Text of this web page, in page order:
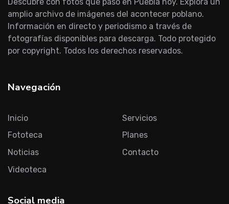
Descubre con fotos qué paso en Puebla hoy. Explora un
amplio archivo de imágenes del acontecer poblano.
Información en directo y periodismo a través de
fotografías disponibles para descarga. Todo protegido
por copyright. Todos los derechos reservados.
Navegación
Inicio
Fototeca
Noticias
Videoteca
Servicios
Planes
Contacto
Social media